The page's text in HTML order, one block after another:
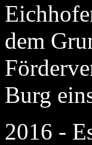
dem
Burg
2016 -